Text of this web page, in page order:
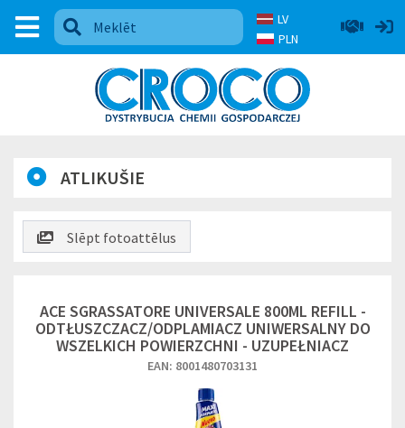
LV
PLN
ATLIKUŠIE
Slēpt fotoattēlus
ACE SGRASSATORE UNIVERSALE 800ML REFILL -
ODTŁUSZCZACZ/ODPLAMIACZ UNIWERSALNY DO
WSZELKICH POWIERZCHNI - UZUPEŁNIACZ
EAN: 8001480703131